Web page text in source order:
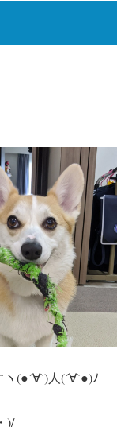
(●´∀`)人(´∀`●)ﾉ
)/